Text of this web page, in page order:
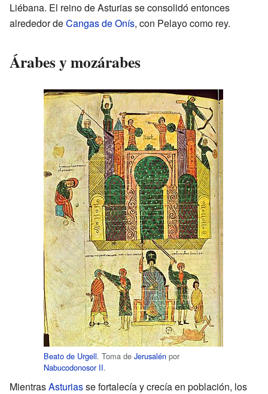
Liébana. El reino de Asturias se consolidó entonces
alrededor deCangas de Onís, con Pelayo como rey.
Árabes y mozárabes
Beato de Urgell. Toma de Jerusalén por
Nabucodonosor II.
MientrasAsturiasse fortalecía y crecía en población, los